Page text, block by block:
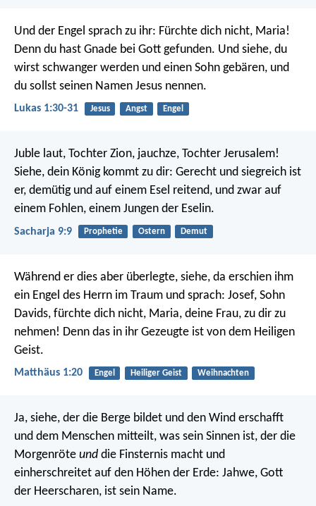
Und der Engel sprach zu ihr: Fürchte dich nicht, Maria!
Denn du hast Gnade bei Gott gefunden. Und siehe, du
wirst schwanger werden und einen Sohn gebären, und
du sollst seinen Namen Jesus nennen.
Lukas 1:30-31 Jesus Angst Engel
Juble laut, Tochter Zion, jauchze, Tochter Jerusalem!
Siehe, dein König kommt zu dir: Gerecht und siegreich ist
er, demütig und auf einem Esel reitend, und zwar auf
einem Fohlen, einem Jungen der Eselin.
Sacharja 9:9 Prophetie Ostern Demut
Während er dies aber überlegte, siehe, da erschien ihm
ein Engel des Herrn im Traum und sprach: Josef, Sohn
Davids, fürchte dich nicht, Maria, deine Frau, zu dir zu
nehmen! Denn das in ihr Gezeugte ist von dem Heiligen
Geist.
Matthäus 1:20 Engel Heiliger Geist Weihnachten
Ja, siehe, der die Berge bildet und den Wind erschafft
und dem Menschen mitteilt, was sein Sinnen ist, der die
Morgenröte und die Finsternis macht und
einherschreitet auf den Höhen der Erde: Jahwe, Gott
der Heerscharen, ist sein Name.